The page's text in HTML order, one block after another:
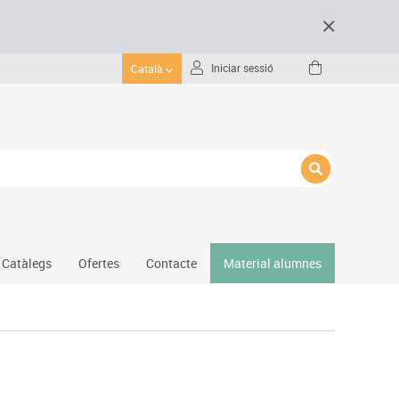
Català Iniciar sessió
Catàlegs Ofertes Contacte Material alumnes